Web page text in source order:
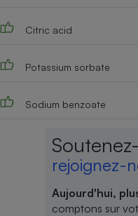
Citric acid
Potassium sorbate
Sodium benzoate
rejoignez-
Aujourd'hui,
comptons sur